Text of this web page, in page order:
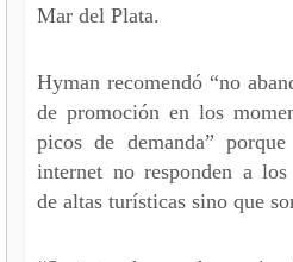
Mar del Plata.
Hyman recomendó “no
de promoción en los
picos de demanda”
internet no responden a los
de altas turísticas sino que